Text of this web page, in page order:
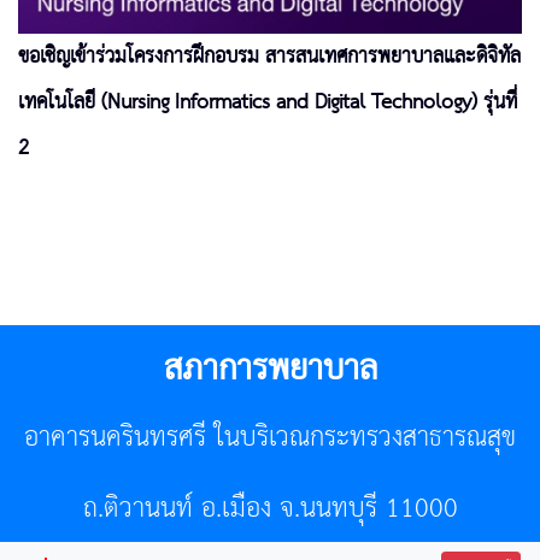
ขอเชิญเข้าร่วมโครงการฝึกอบรม สารสนเทศการพยาบาลและดิจิทัล
เทคโนโลยี (Nursing Informatics and Digital Technology) รุ่นที่
2
สภาการพยาบาล
อาคารนครินทรศรี ในบริเวณกระทรวงสาธารณสุข
ถ.ติวานนท์ อ.เมือง จ.นนทบุรี 11000